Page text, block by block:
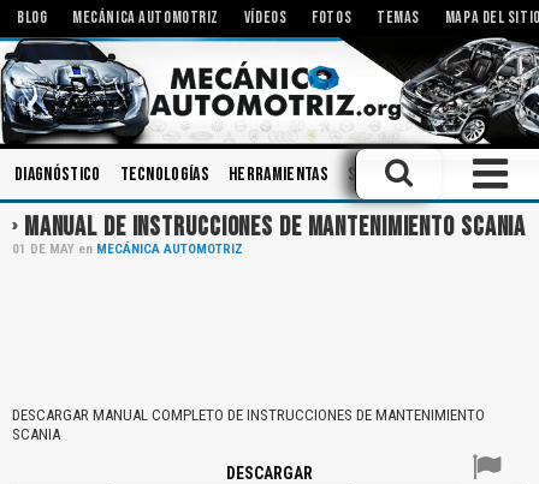
BLOG MECÁNICA AUTOMOTRIZ VÍDEOS FOTOS TEMAS MAPA DEL
Diagnóstico Tecnologías Herramientas Sistemas de Audio
MANUAL DE INSTRUCCIONES DE MANTENIMIENTO SCANIA
01 DE MAY en MECÁNICA AUTOMOTRIZ
DESCARGAR MANUAL COMPLETO DE INSTRUCCIONES DE MANTENIMIENTO
SCANIA
DESCARGAR